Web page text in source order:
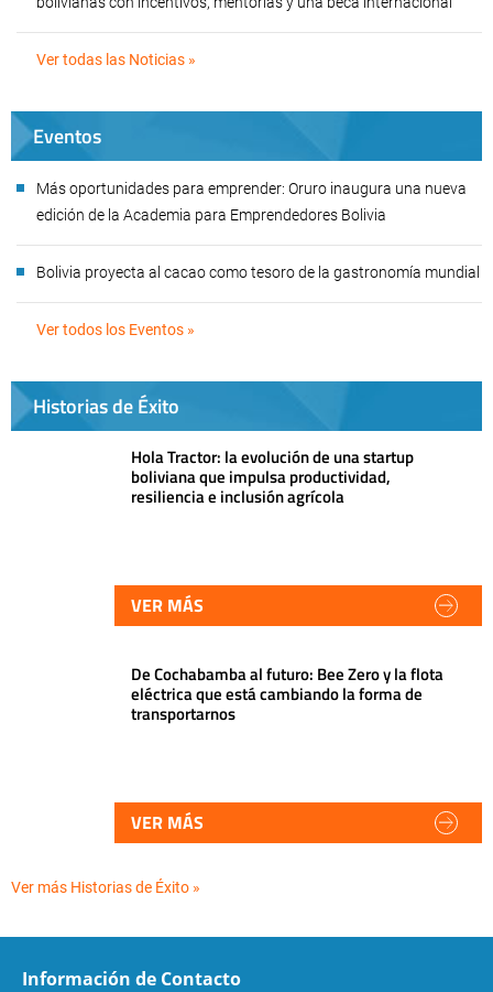
Ver todas las Noticias »
Eventos
Más oportunidades para emprender: Oruro inaugura una nueva
edición de la Academia para Emprendedores Bolivia
Bolivia proyecta al cacao como tesoro de la gastronomía mundial
Ver todos los Eventos »
Historias de Éxito
Hola Tractor: la evolución de una startup
boliviana que impulsa productividad,
resiliencia e inclusión agrícola
VER MÁS
De Cochabamba al futuro: Bee Zero y la flota
eléctrica que está cambiando la forma de
transportarnos
VER MÁS
Ver más Historias de Éxito »
Información de Contacto